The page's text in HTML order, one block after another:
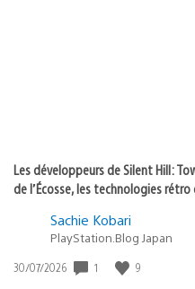
Les développeurs de Silent Hill:
de l’Écosse, les technologies
Sachie Kobari
PlayStation.Blog Japan
Date
30/07/2026 1 9